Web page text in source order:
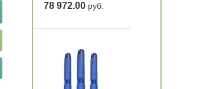
78 972.00 руб.